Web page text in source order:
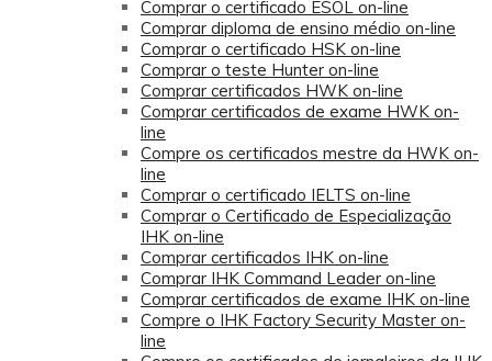
Comprar o certificado ESOL on-line
Comprar diploma de ensino médio on-line
Comprar o certificado HSK on-line
Comprar o teste Hunter on-line
Comprar certificados HWK on-line
Comprar certificados de exame HWK on-
line
Compre os certificados mestre da HWK on-
line
Comprar o certificado IELTS on-line
Comprar o Certificado de Especialização
IHK on-line
Comprar certificados IHK on-line
Comprar IHK Command Leader on-line
Comprar certificados de exame IHK on-line
Compre o IHK Factory Security Master on-
line